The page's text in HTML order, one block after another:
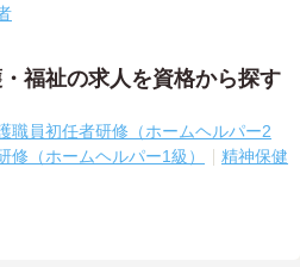
福祉の求人を資格から探す
職員初任者研修（ホームヘルパー2
修（ホームヘルパー1級）
精神保健